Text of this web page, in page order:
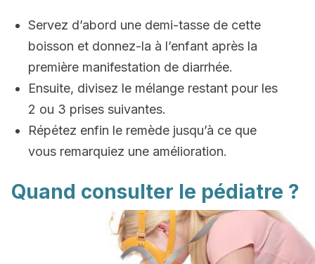
Servez d’abord une demi-tasse de cette
boisson et donnez-la à l’enfant après la
première manifestation de diarrhée.
Ensuite, divisez le mélange restant pour les
2 ou 3 prises suivantes.
Répétez enfin le remède jusqu’à ce que
vous remarquiez une amélioration.
Quand consulter le pédiatre ?